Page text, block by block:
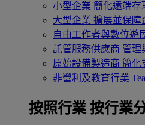
小型企業 簡化遠端存
大型企業 擴展並保障
自由工作者與數位遊
託管服務供應商 管理
原始設備製造商 簡化
非營利及教育行業
按照行業 按行業